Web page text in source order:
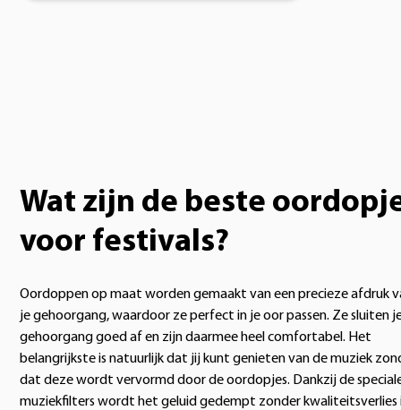
Wat zijn de beste
voor festivals?
Oordoppen op maat worden gemaakt van een precieze afdruk
je gehoorgang, waardoor ze perfect in je oor passen. Ze sluiten
gehoorgang goed af en zijn daarmee heel comfortabel. Het
belangrijkste is natuurlijk dat jij kunt genieten van de muziek
dat deze wordt vervormd door de oordopjes. Dankzij de
muziekfilters wordt het geluid gedempt zonder kwaliteitsverlies